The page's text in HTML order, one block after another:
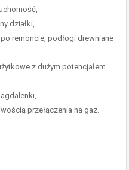
działki,
remoncie, podłogi drewniane
z dużym potencjałem
przełączenia na gaz.